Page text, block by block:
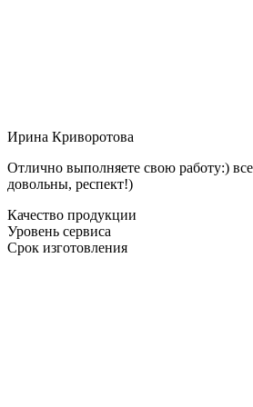
Ирина Криворотова
Отлично выполняете свою работу:)
довольны, респект!)
Качество продукции
Уровень сервиса
Срок изготовления